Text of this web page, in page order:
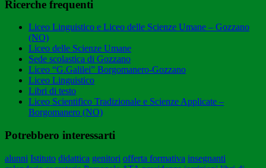
Ricerche frequenti
Liceo Linguistico e Liceo delle Scienze Umane – Gozzano
(NO)
Liceo delle Scienze Umane
Sede scolastica di Gozzano
Liceo “G.Galilei” Borgomanero-Gozzano
Liceo Linguistico
Libri di testo
Liceo Scientifico Tradizionale e Scienze Applicate –
Borgomanero (NO)
Potrebbero interessarti
alunni Istituto didattica genitori offerta formativa insegnanti